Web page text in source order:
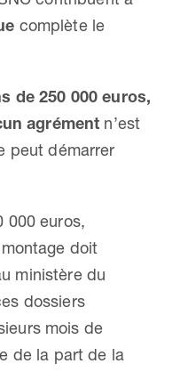
complète le
de 250 000 euros,
agrément n’est
peut démarrer
000 euros,
doit
ministère du
dossiers
mois de
de la part de la